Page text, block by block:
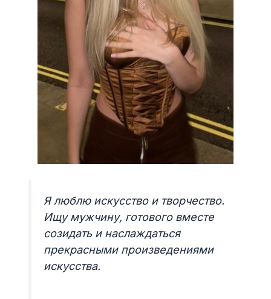
Я люблю искусство и творчество.
Ищу мужчину, готового вместе
созидать и наслаждаться
прекрасными произведениями
искусства.